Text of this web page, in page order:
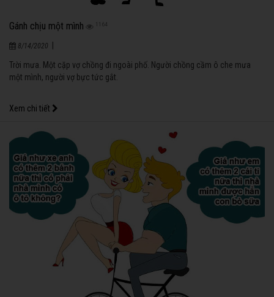
Gánh chịu một mình 1164
8/14/2020
Trời mưa. Một cặp vợ chồng đi ngoài phố. Người chồng cầm ô che mưa
một mình, người vợ bực tức gắt.
Xem chi tiết